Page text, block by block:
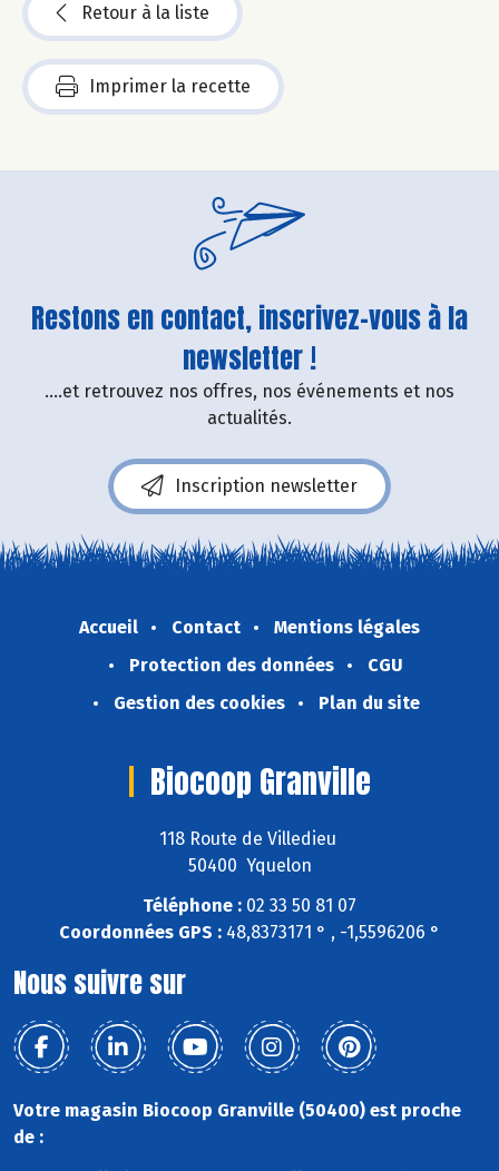
Retour à la liste
Imprimer la recette
Restons en contact, inscrivez-vous à la
newsletter !
....et retrouvez nos offres, nos événements et nos
actualités.
Inscription newsletter
Accueil Contact
Mentions légales
Protection des données
CGU
Gestion des cookies
Plan du site
Biocoop Granville
118 Route de Villedieu
50400 Yquelon
Téléphone : 02 33 50 81 07
Coordonnées GPS : 48,8373171 ° , -1,5596206 °
Nous suivre sur
Votre magasin Biocoop Granville (50400) est proche
de :